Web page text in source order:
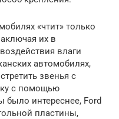
«чтит» только
их в
влаги
автомобилях,
звенья с
с помощью
было интереснее, Ford
пластины,